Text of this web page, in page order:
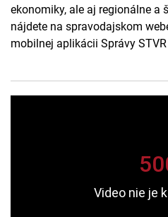
ekonomiky, ale aj regionálne a
nájdete na spravodajskom
mobilnej aplikácii Správy